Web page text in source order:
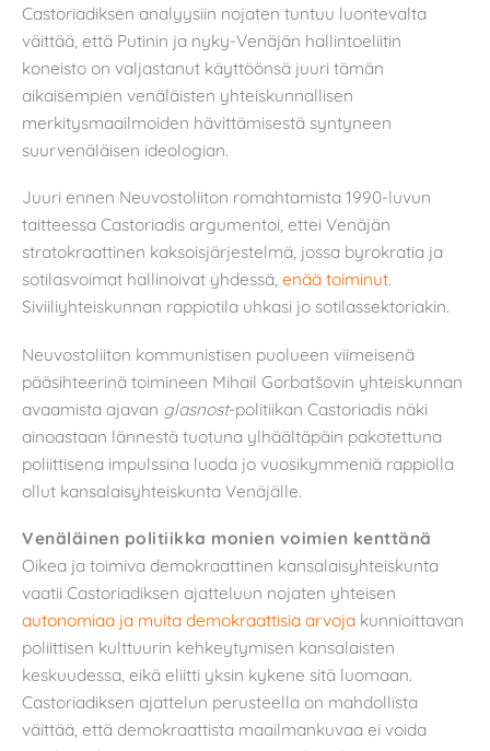
Castoriadiksen analyysiin nojaten tuntuu luontevalta
väittää, että Putinin ja nyky-Venäjän hallintoeliitin
koneisto on valjastanut käyttöönsä juuri tämän
aikaisempien venäläisten yhteiskunnallisen
merkitysmaailmoiden hävittämisestä syntyneen
suurvenäläisen ideologian.
Juuri ennen Neuvostoliiton romahtamista 1990-luvun
taitteessa Castoriadis argumentoi, ettei Venäjän
stratokraattinen kaksoisjärjestelmä, jossa byrokratia ja
sotilasvoimat hallinoivat yhdessä, enää toiminut.
Siviiliyhteiskunnan rappiotila uhkasi jo sotilassektoriakin.
Neuvostoliiton kommunistisen puolueen viimeisenä
pääsihteerinä toimineen Mihail Gorbatšovin yhteiskunnan
avaamista ajavan glasnost-politiikan Castoriadis näki
ainoastaan lännestä tuotuna ylhäältäpäin pakotettuna
poliittisena impulssina luoda jo vuosikymmeniä rappiolla
ollut kansalaisyhteiskunta Venäjälle.
Venäläinen politiikka monien voimien kenttänä
Oikea ja toimiva demokraattinen kansalaisyhteiskunta
vaatii Castoriadiksen ajatteluun nojaten yhteisen
autonomiaa ja muita demokraattisia arvoja kunnioittavan
poliittisen kulttuurin kehkeytymisen kansalaisten
keskuudessa, eikä eliitti yksin kykene sitä luomaan.
Castoriadiksen ajattelun perusteella on mahdollista
väittää, että demokraattista maailmankuvaa ei voida